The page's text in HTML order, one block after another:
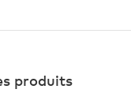
produits